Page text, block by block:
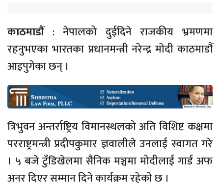
काठमाडौं: नेपालको दुईदिने राजकीय भ्रमणमा
रहनुभएका भारतका प्रधानमन्त्री नरेन्द्र मोदी काठमाडौँ
आइपुगेका छन् ।
त्रिभुवन अन्तर्राष्ट्रिय विमानस्थलको अति विशिष्ट कक्षमा
परराष्ट्रमन्त्री प्रदीपकुमार ज्ञवालीले उनलाई स्वागत गरे
। ५ बजे टुँडिखेलमा सैनिक मञ्चमा मोदीलाई गार्ड अफ
अनर दिएर सम्मान दिने कार्यक्रम रहेको छ ।